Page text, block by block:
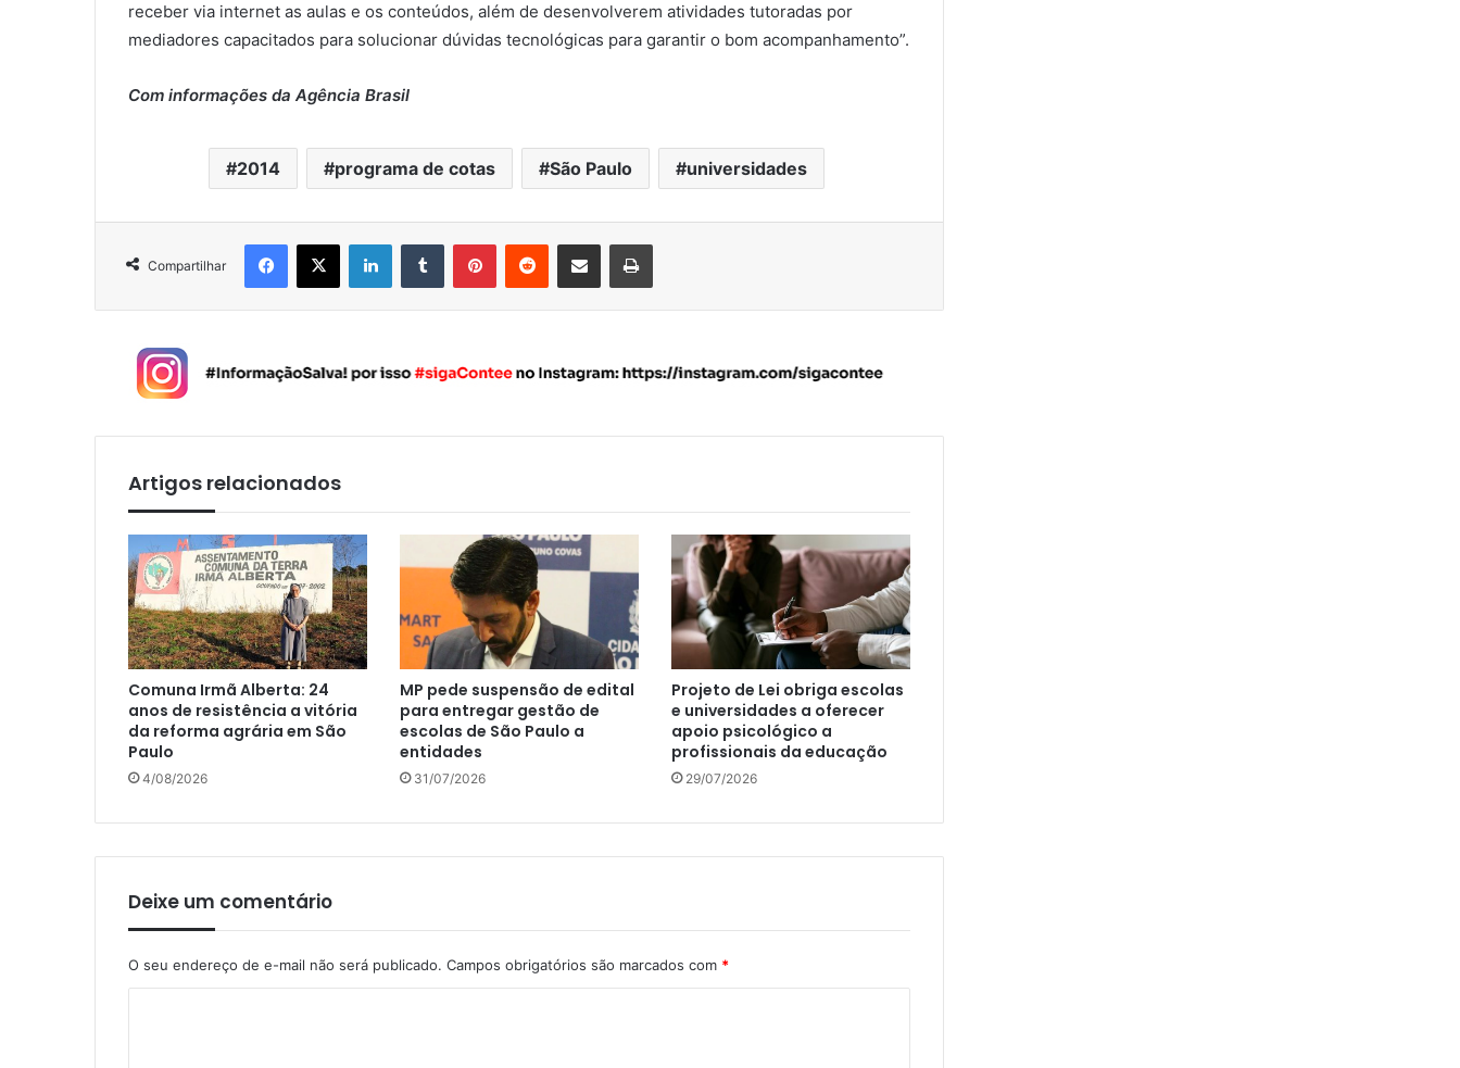
receber via internet as aulas e os conteúdos, além de desenvolverem atividades tutoradas por
mediadores capacitados para solucionar dúvidas tecnológicas para garantir o bom acompanhamento”.
Com informações da Agência Brasil
2014 programa de cotas São Paulo universidades
Compartilhar
Artigos relacionados
Comuna Irmã Alberta: 24
anos de resistência a vitória
da reforma agrária em São
Paulo
4/08/2026
MP pede suspensão de edital
para entregar gestão de
escolas de São Paulo a
entidades
31/07/2026
Projeto de Lei obriga escolas
e universidades a oferecer
apoio psicológico a
profissionais da educação
29/07/2026
Deixe um comentário
O seu endereço de e-mail não será publicado. Campos obrigatórios são marcados com *